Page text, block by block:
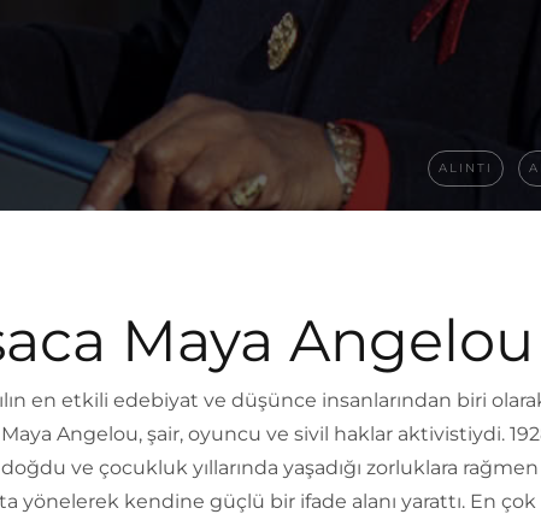
ALINTI
Maya Angelou
en etkili edebiyat ve düşünce insanlarından biri
Angelou, şair, oyuncu ve sivil haklar aktivistiydi.
doğdu ve çocukluk yıllarında yaşadığı zorluklara rağmen
yönelerek kendine güçlü bir ifade alanı yarattı. En